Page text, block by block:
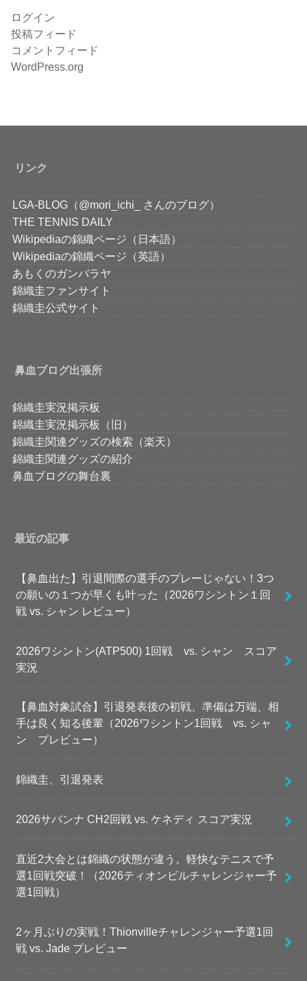
ログイン
投稿フィード
コメントフィード
WordPress.org
リンク
LGA-BLOG（@mori_ichi_ さんのブログ）
THE TENNIS DAILY
Wikipediaの錦織ページ（日本語）
Wikipediaの錦織ページ（英語）
あもくのガンバラヤ
錦織圭ファンサイト
錦織圭公式サイト
鼻血ブログ出張所
錦織圭実況掲示板
錦織圭実況掲示板（旧）
錦織圭関連グッズの検索（楽天）
錦織圭関連グッズの紹介
鼻血ブログの舞台裏
最近の記事
【鼻血出た】引退間際の選手のプレーじゃない！3つ
の願いの１つが早くも叶った（2026ワシントン１回
戦 vs. シャン レビュー）
2026ワシントン(ATP500) 1回戦 vs. シャン スコア
実況
【鼻血対象試合】引退発表後の初戦、準備は万端、相
手は良く知る後輩（2026ワシントン1回戦 vs. シャ
ン プレビュー）
錦織圭、引退発表
2026サバンナ CH2回戦 vs. ケネディ スコア実況
直近2大会とは錦織の状態が違う。軽快なテニスで予
選1回戦突破！（2026ティオンビルチャレンジャー予
選1回戦）
2ヶ月ぶりの実戦！Thionvilleチャレンジャー予選1回
戦 vs. Jade プレビュー